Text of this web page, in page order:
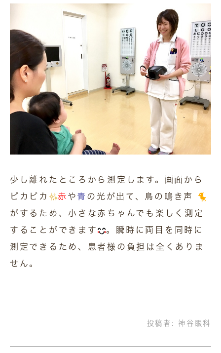
少し離れたところから測定します。画面から
ピカピカ
赤 や 青 の光が出て、鳥の鳴き声
がするため、小さな赤ちゃんでも楽しく測定
することができます
。瞬時に両目を同時に
測定できるため、患者様の負担は全くありま
せん。
投稿者:神谷眼科